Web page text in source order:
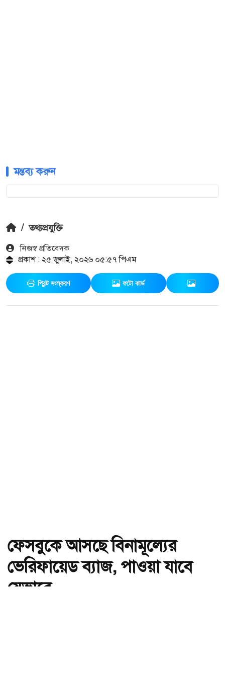
মন্তব্য করুন
/ তথ্যপ্রযুক্তি
নিজস্ব প্রতিবেদক
প্রকাশ : ২৫ জুলাই, ২০২৬ ০৫:৫৭ পিএম
প্রিন্ট সংস্করণ ফটো কার্ড
ফেসবুকে আসছে বিনামূল্যের
ভেরিফায়েড ব্যাজ, পাওয়া যাবে
যেভাবে